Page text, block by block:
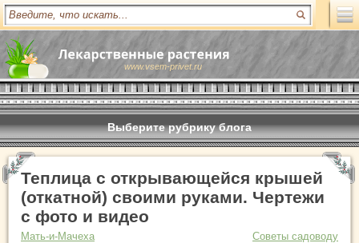
www.vsem-privet.ru
Выберите рубрику блога
Теплица с открывающейся крышей
(откатной) своими руками. Чертежи
с фото и видео
Мать-и-Мачеха
Советы садоводу